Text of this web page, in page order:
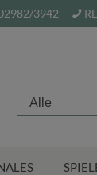
3942
Alle